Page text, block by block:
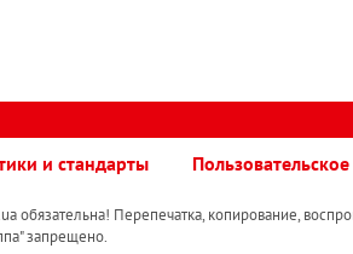
и стандарты
Перепечатка, копирование,
запрещено.